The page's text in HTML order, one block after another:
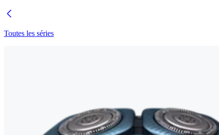
Toutes les séries